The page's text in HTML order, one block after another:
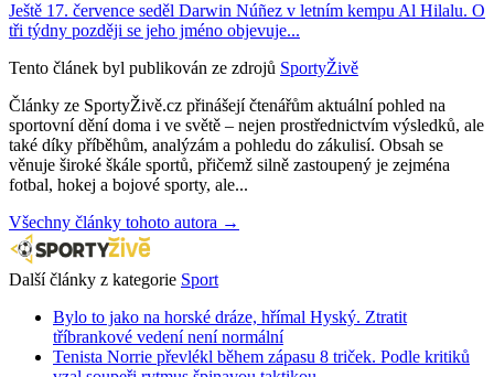
Ještě 17. července seděl Darwin Núñez v letním kempu Al Hilalu. O
tři týdny později se jeho jméno objevuje...
Tento článek byl publikován ze zdrojů SportyŽivě
Články ze SportyŽivě.cz přinášejí čtenářům aktuální pohled na
sportovní dění doma i ve světě – nejen prostřednictvím výsledků, ale
také díky příběhům, analýzám a pohledu do zákulisí. Obsah se
věnuje široké škále sportů, přičemž silně zastoupený je zejména
fotbal, hokej a bojové sporty, ale...
Všechny články tohoto autora →
Další články z kategorie Sport
Bylo to jako na horské dráze, hřímal Hyský. Ztratit
tříbrankové vedení není normální
Tenista Norrie převlékl během zápasu 8 triček. Podle kritiků